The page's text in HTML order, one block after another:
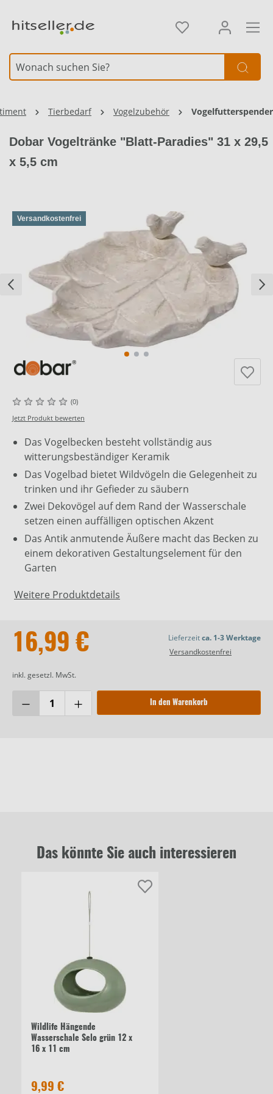
Tierbedarf Vogelzubehör Vogelfutterspender
Dobar Vogeltränke "Blatt-Paradies" 31 x 29,5
x 5,5 cm
Versandkostenfrei
(0)
Jetzt Produkt bewerten
Das Vogelbecken besteht vollständig aus
witterungsbeständiger Keramik
Das Vogelbad bietet Wildvögeln die Gelegenheit zu
trinken und ihr Gefieder zu säubern
Zwei Dekovögel auf dem Rand der Wasserschale
setzen einen auffälligen optischen Akzent
Das Antik anmutende Äußere macht das Becken zu
einem dekorativen Gestaltungselement für den
Garten
Weitere Produktdetails
16,99 €
inkl. gesetzl. MwSt.
Lieferzeitca. 1-3 Werktage
Versandkostenfrei
In den Warenkorb
Das könnte Sie auch interessieren
Wildlife Hängende
Wasserschale Selo grün 12 x
16 x 11 cm
9,99 €